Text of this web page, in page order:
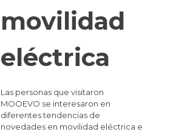
movilidad
eléctrica
Las personas que visitaron
MOOEVO se interesaron en
diferentes tendencias de
novedades en movilidad eléctrica e